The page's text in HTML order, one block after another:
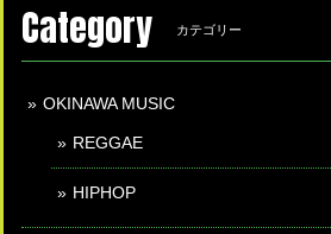
Category カテゴリー
OKINAWA MUSIC
REGGAE
HIPHOP